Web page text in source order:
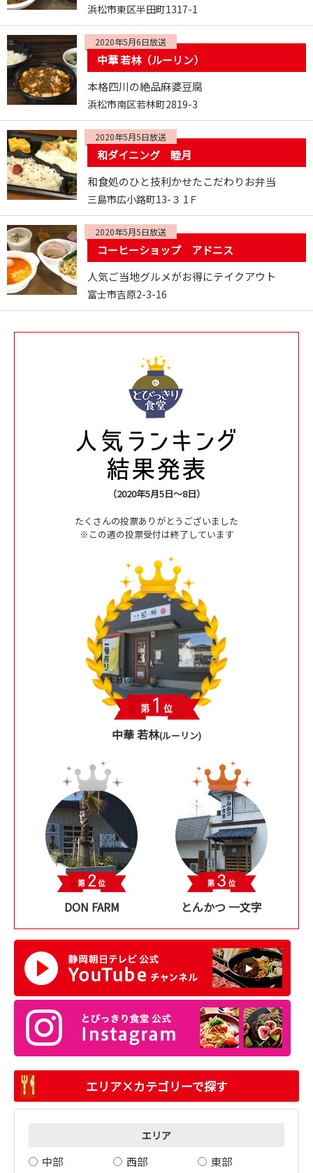
（2020年5月5日～8日）
たくさんの投票ありがとうございました
※この週の投票受付は終了しています
中華 若林(ルーリン)
DON FARM とんかつ 一文字
浜松市東区半田町1317-1
2020年5月6日放送
中華 若林（ルーリン）
本格四川の絶品麻婆豆腐
浜松市南区若林町2819-3
2020年5月5日放送
和ダイニング 睦月
和食処のひと技利かせたこだわりお弁当
三島市広小路町13-３ 1Ｆ
2020年5月5日放送
コーヒーショップ アドニス
人気ご当地グルメがお得にテイクアウト
富士市吉原2-3-16
エリア×カテゴリーで探す
エリア
中部 西部 東部